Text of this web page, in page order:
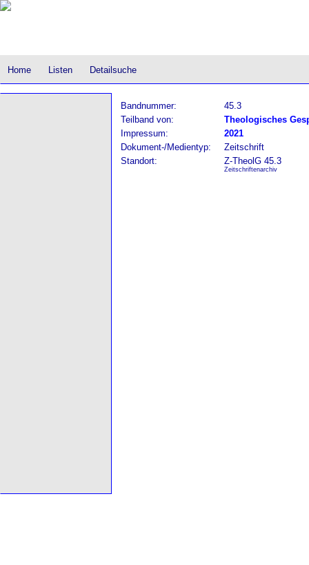
Home Listen Detailsuche
Bandnummer:
45.3
Teilband von:
Theologisches
Impressum:
2021
Dokument-/Medientyp:
Zeitschrift
Standort:
Z-TheolG 45.3
Zeitschriftenarchiv